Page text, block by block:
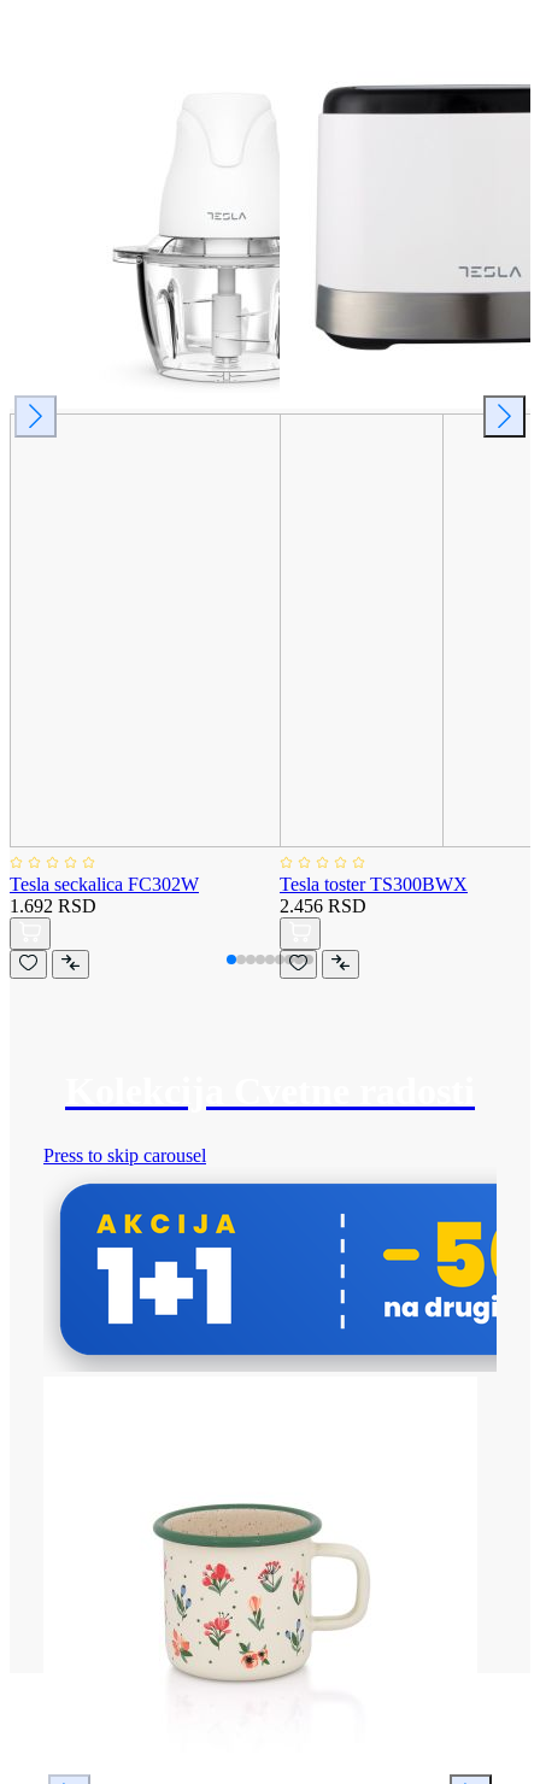
Tesla seckalica FC302W
1.692 RSD
Tesla toster TS300BWX
2.456 RSD
Press to skip carousel